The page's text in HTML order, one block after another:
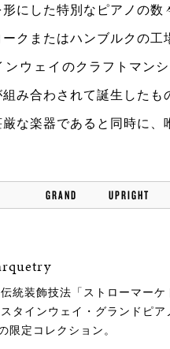
形にした特別なピアノの数
クまたはハンブルクの
ンウェイ のクラフトマン
み合わされて誕生したも
な楽器であると同時に、
GRAND UPRIGHT
統装飾技法「ストローマー
タインウェイ・グランドピア
限定コレクション。